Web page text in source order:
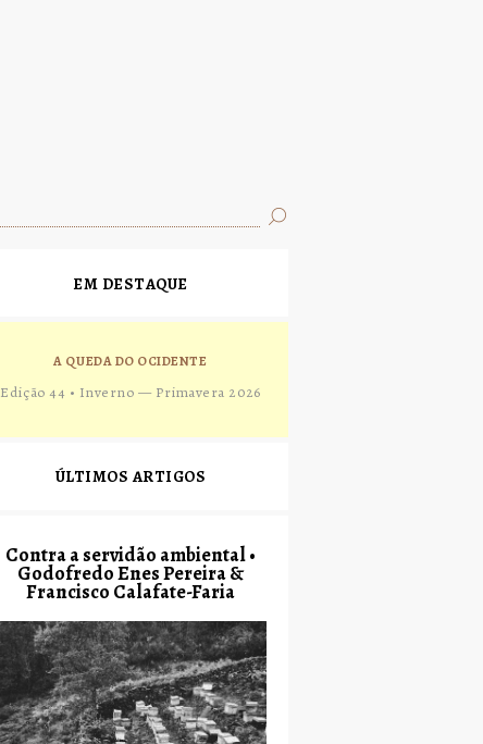
EM DESTAQUE
A QUEDA DO OCIDENTE
Edição 44 • Inverno — Primavera 2026
ÚLTIMOS ARTIGOS
Contra a servidão ambiental •
Godofredo Enes Pereira &
Francisco Calafate-Faria